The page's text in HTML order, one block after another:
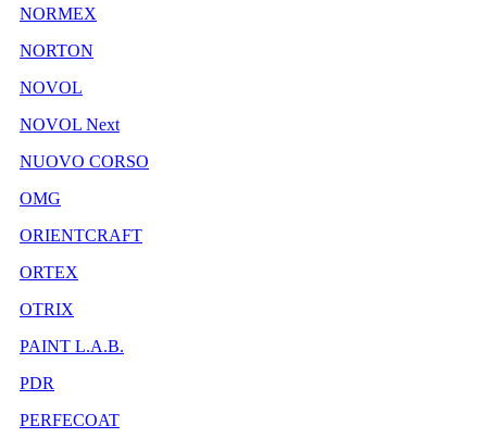
NORMEX
NORTON
NOVOL
NOVOL Next
NUOVO CORSO
OMG
ORIENTCRAFT
ORTEX
OTRIX
PAINT L.A.B.
PDR
PERFECOAT